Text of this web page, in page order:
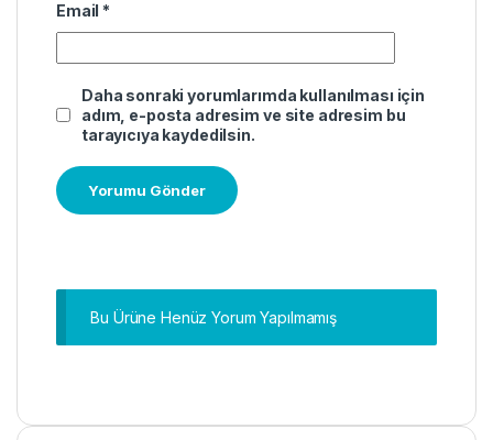
Email *
Daha sonraki yorumlarımda kullanılması için
adım, e-posta adresim ve site adresim bu
tarayıcıya kaydedilsin.
Bu Ürüne Henüz Yorum Yapılmamış